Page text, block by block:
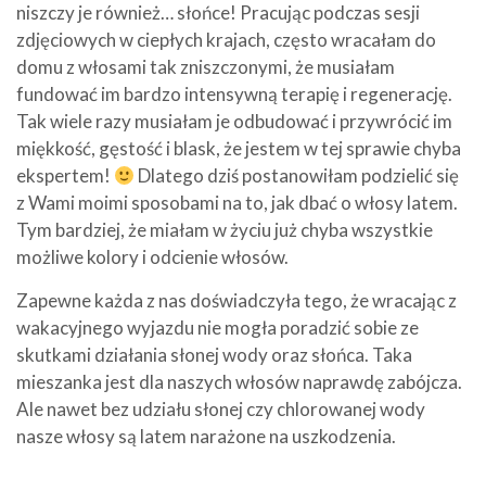
niszczy je również… słońce! Pracując podczas sesji
zdjęciowych w ciepłych krajach, często wracałam do
domu z włosami tak zniszczonymi, że musiałam
fundować im bardzo intensywną terapię i regenerację.
Tak wiele razy musiałam je odbudować i przywrócić im
miękkość, gęstość i blask, że jestem w tej sprawie chyba
ekspertem!
Dlatego dziś postanowiłam podzielić się
z Wami moimi sposobami na to, jak dbać o włosy latem.
Tym bardziej, że miałam w życiu już chyba wszystkie
możliwe kolory i odcienie włosów.
Zapewne każda z nas doświadczyła tego, że wracając z
wakacyjnego wyjazdu nie mogła poradzić sobie ze
skutkami działania słonej wody oraz słońca. Taka
mieszanka jest dla naszych włosów naprawdę zabójcza.
Ale nawet bez udziału słonej czy chlorowanej wody
nasze włosy są latem narażone na uszkodzenia.